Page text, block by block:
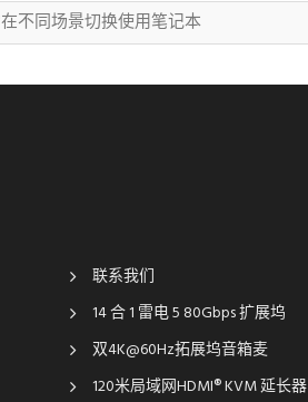
不同场景切换使用笔记本
联系我们
14 合 1 雷电 5 80Gbps 扩展坞
双4K@60Hz拓展坞音箱麦
120米局域网HDMI® KVM 延长器